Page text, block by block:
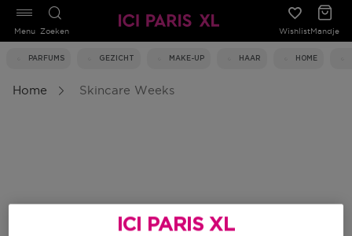
Zoeken WishlistMandje
PARFUMS GEZICHT MAKE-UP HAAR HOME
Menu
Home Skincare Weeks
ICI PARIS XL